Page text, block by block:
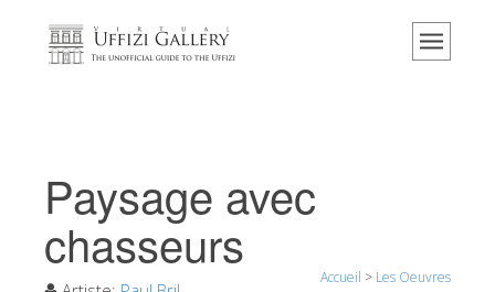
Accueil
Événements et expositions
L' avis des visiteurs
Paysage avec
chasseurs
Accueil > Les Oeuvres